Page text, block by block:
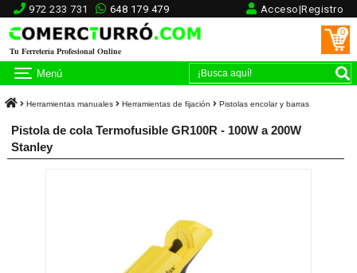
972 233 731 648 179 479 Acceso|Registro
Tu Ferretería Profesional Online
0
Menú
Herramientas manuales Herramientas de fijación Pistolas encolar y barras
Pistola de cola Termofusible GR100R - 100W a 200W
Stanley